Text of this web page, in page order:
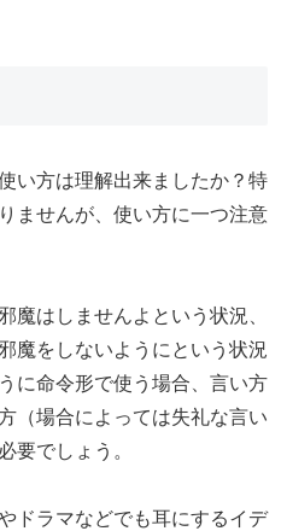
い方は理解出来ましたか？特
ませんが、使い方に一つ注意
魔はしませんよという状況、
魔をしないようにという状況
に命令形で使う場合、言い方
（場合によっては失礼な言い
要でしょう。
ドラマなどでも耳にするイデ